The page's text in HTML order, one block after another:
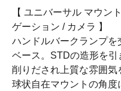
【 ユニバーサル マウン
ゲーション / カメラ 】
ハンドルバークランプを
ベース。STDの造形を
削りだされ上質な雰囲
球状自在マウントの角